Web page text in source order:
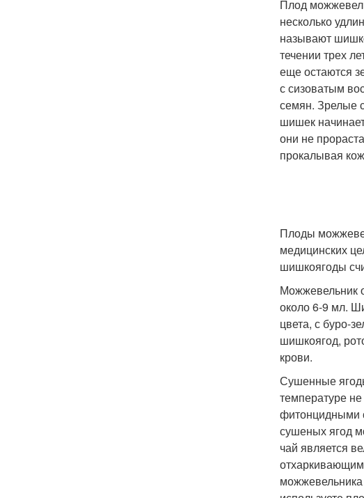
Плод
несколько
называют
течении трех
еще остаются
с сизоватым
семян. Зрелые
шишек
они не
прокалывая
Плоды
медицинских
шишкоягоды
Можжевельник
около 6-9 мл.
цвета, с буро-
шишкоягод,
крови.
Сушенные
температуре
фитонцидными
сушеных ягод
чай является
можжевельника